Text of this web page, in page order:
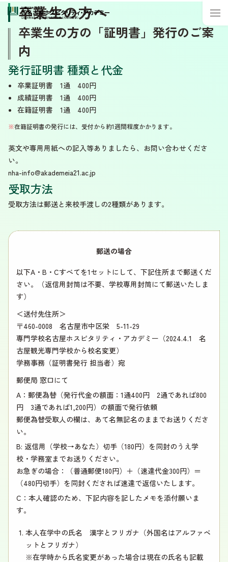
卒業生の方へ
卒業生の方の「証明書」発行のご案
内
発行証明書 種類と代金
卒業証明書 1通 400円
成績証明書 1通 400円
在籍証明書 1通 400円
※在籍証明書の発行には、受付から約1週間程度かかります。
英文や専用用紙への記入等ありましたら、お問い合わせくださ
い。
nha-info@akademeia21.ac.jp
受取方法
受取方法は郵送と来校手渡しの2種類があります。
郵送の場合
以下A・B・Cすべてを1セットにして、下記住所まで郵送くだ
さい。（返信用封筒は不要、学校専用封筒にて郵送いたしま
す）
＜送付先住所＞
〒460-0008 名古屋市中区栄 5-11-29
専門学校名古屋ホスピタリティ・アカデミー（2024.4.1 名
古屋観光専門学校から校名変更）
学務事務（証明書発行 担当者）宛
郵便局 窓口にて
A：郵便為替（発行代金の額面：1通400円 2通であれば800
円 3通であれば1,200円）の額面で発行依頼
郵便為替受取人の欄は、あて名無記名のままでお送りくださ
い。
B: 返信用（学校→あなた）切手（180円）を同封のうえ学
校・学務室までお送りください。
お急ぎの場合：（普通郵便180円）＋（速達代金300円）＝
（480円切手）を同封くだされば速達で返信いたします。
C：本人確認のため、下記内容を記したメモを添付願いま
す。
本人在学中の氏名 漢字とフリガナ（外国名はアルファベ
ットとフリガナ）
※在学時から氏名変更があった場合は現在の氏名も記載